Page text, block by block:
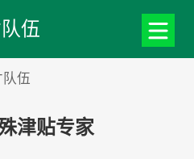
伍
伍
津贴专家